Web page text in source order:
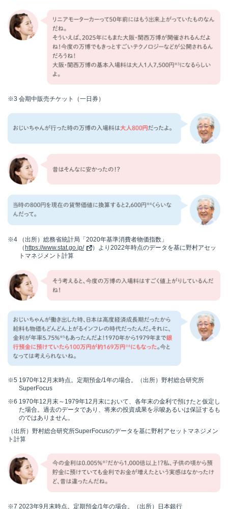
※3 会期中販売チケット（一日券）
※4
（出所）総務省統計局「2020年基準消費者物価指数」
（ https://www.stat.go.jp/
）より2022年時点のデータを基に野村アセッ
トマネジメント計算
※5 1970年12月末時点。定期預金/1年の場合。（出所）野村総合研究所
SuperFocus
※6 1970年12月末～1979年12月末において、各年末の金利で預けたと仮定し
た場合。過去のデータであり、将来の投資成果を示唆あるいは保証するも
のではありません。
（出所）野村総合研究所SuperFocusのデータを基に野村アセットマネジメン
ト計算
※7 2023年9月末時点。定期預金/1年の場合。（出所）日本銀行